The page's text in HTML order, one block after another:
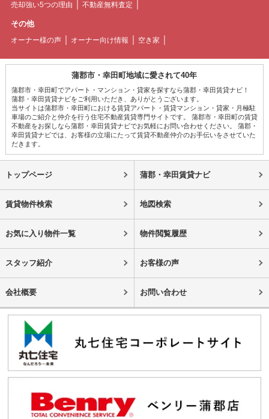
売却強い5つの理由 不動産無料査定
その他
オーナー様の声 オーナー向け情報 空き家
蒲郡市・幸田町地域に愛されて40年
蒲郡市・幸田町でアパート・マンション・貸家を探すなら蒲郡・幸田賃貸ナビ！
蒲郡・幸田賃貸ナビをご利用いただき、ありがとうございます。
当サイトは蒲郡市・幸田町における賃貸アパート・賃貸マンション・貸家・月極駐
車場のご紹介と仲介を行う住宅不動産賃貸専門サイトです。 蒲郡市・幸田町の賃貸
不動産をお探しなら蒲郡・幸田賃貸ナビでお気軽にお問い合わせください。 蒲郡・
幸田賃貸ナビでは、お客様の立場にたって賃貸不動産仲介のお手伝いをさせていた
だきます。
トップページ 蒲郡・幸田賃貸ナビ
賃貸物件検索 地図検索
お気に入り物件一覧 物件閲覧履歴
スタッフ紹介 お客様の声
会社概要 お問い合わせ